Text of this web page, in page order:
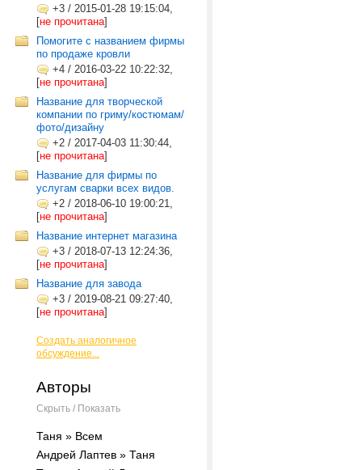
+3 / 2015-01-28 19:15:04,
[не прочитана]
Помогите с названием фирмы
по продаже кровли
+4 / 2016-03-22 10:22:32,
[не прочитана]
Название для творческой
компании по гриму/костюмам/
фото/дизайну
+2 / 2017-04-03 11:30:44,
[не прочитана]
Название для фирмы по
услугам сварки всех видов.
+2 / 2018-06-10 19:00:21,
[не прочитана]
Название интернет магазина
+3 / 2018-07-13 12:24:36,
[не прочитана]
Название для завода
+3 / 2019-08-21 09:27:40,
[не прочитана]
Создать аналогичное
обсуждение...
Авторы
Скрыть / Показать
Таня » Всем
Андрей Лаптев » Таня